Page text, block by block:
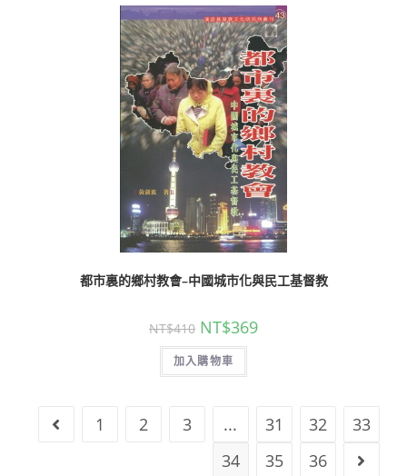
都市裏的鄉村教會–中國城市化與民工基督教
NT$410 NT$369
加入購物車
1 2 3 ... 31 32
33
34
35 36